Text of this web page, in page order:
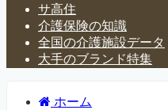
サ高住
介護保険の知識
全国の介護施設データ
大手のブランド特集
ホーム